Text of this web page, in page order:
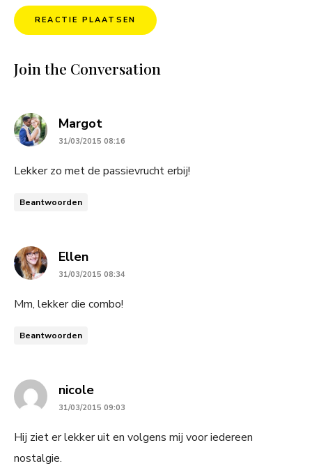
Join the Conversation
Margotsays:
31/03/2015 08:16
Lekker zo met de passievrucht erbij!
Beantwoorden
Ellensays:
31/03/2015 08:34
Mm, lekker die combo!
Beantwoorden
nicolesays:
31/03/2015 09:03
Hij ziet er lekker uit en volgens mij voor iedereen
nostalgie.